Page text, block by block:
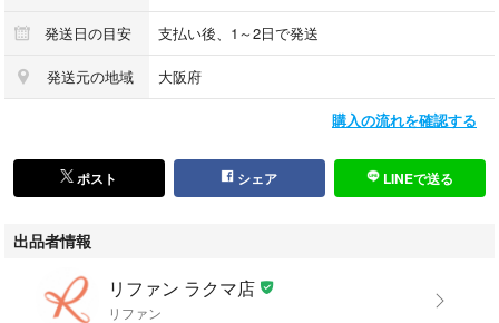
■ご購入の前にお読みください
・当店の明らかな商品説明の記載ミス等でない限り、ご購入後の返金・返
品等の対応はできません。
・ご購入後、3日以上ご連絡が取れないお客様につきましては、誠に勝手
ございますので予めご了承ください。
①購入した商品と異なる場合
②説明欄に記載のない大きなダメージがあった場合
③サイズや記載と違うお色の場合
発送日の目安 支払い後、1～2日で発送
発送元の地域 大阪府
購入の流れを確認する
ポスト シェア LINEで送る
出品者情報
リファン ラクマ店
リファン